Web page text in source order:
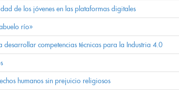
de los jóvenes en las plataformas digitales
río»
desarrollar competencias técnicas para la Industria 4.0
humanos sin prejuicio religiosos